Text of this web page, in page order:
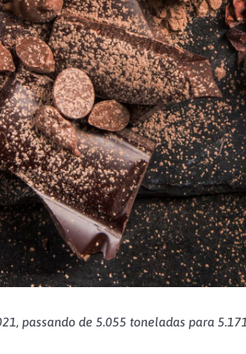
passando de 5.055 toneladas para